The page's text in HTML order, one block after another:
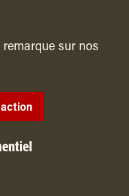
sur nos